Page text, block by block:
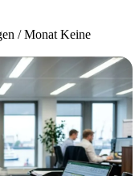
/ Monat Keine